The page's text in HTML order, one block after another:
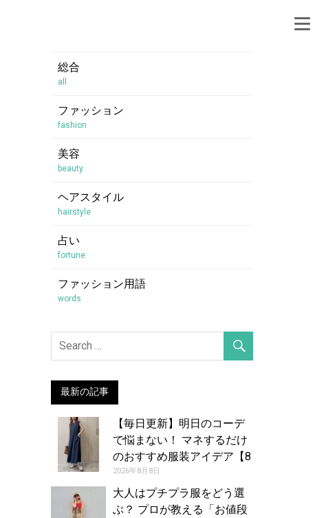
総合
all
ファッション
fashion
美容
beauty
ヘアスタイル
hairstyle
占い
fortune
ファッション用語
words
最新の記事
【毎日更新】明日のコーデ
で悩まない！ マネするだけ
のおすすめ服装アイデア【8
月9日夏】
2026年8月8日
大人はプチプラ服をどう選
ぶ？ プロが教える「お値段